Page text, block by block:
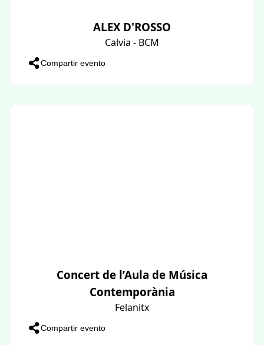
ALEX D'ROSSO
Calvia - BCM
Compartir evento
Concert de l’Aula de Música
Contemporània
Felanitx
Compartir evento